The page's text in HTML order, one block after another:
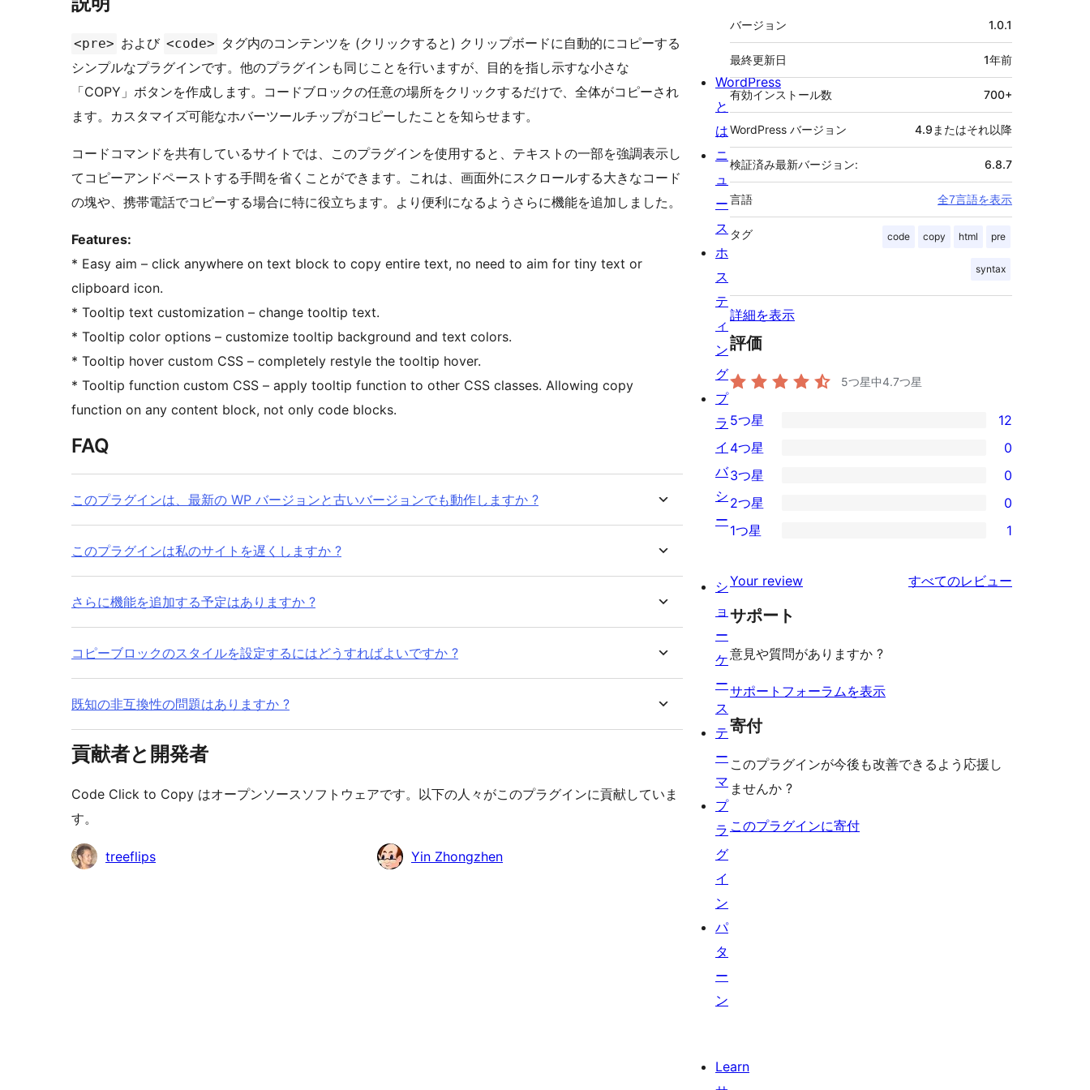
<pre> および <code> タグ内のコンテンツを (クリックすると) クリップボードに自動的にコピーする
シンプルなプラグインです。他のプラグインも同じことを行いますが、目的を指し示すな小さな
「COPY」ボタンを作成します。コードブロックの任意の場所をクリックするだけで、全体がコピーされ
ます。カスタマイズ可能なホバーツールチップがコピーしたことを知らせます。
コードコマンドを共有しているサイトでは、このプラグインを使用すると、テキストの一部を強調表示し
てコピーアンドペーストする手間を省くことができます。これは、画面外にスクロールする大きなコード
の塊や、携帯電話でコピーする場合に特に役立ちます。より便利になるようさらに機能を追加しました。
Features:
* Easy aim – click anywhere on text block to copy entire text, no need to aim for tiny text or
clipboard icon.
* Tooltip text customization – change tooltip text.
* Tooltip color options – customize tooltip background and text colors.
* Tooltip hover custom CSS – completely restyle the tooltip hover.
* Tooltip function custom CSS – apply tooltip function to other CSS classes. Allowing copy
function on any content block, not only code blocks.
FAQ
このプラグインは、最新の WP バージョンと古いバージョンでも動作しますか ?
このプラグインは私のサイトを遅くしますか ?
さらに機能を追加する予定はありますか ?
コピーブロックのスタイルを設定するにはどうすればよいですか ?
既知の非互換性の問題はありますか ?
貢献者と開発者
Code Click to Copy はオープンソースソフトウェアです。以下の人々がこのプラグインに貢献していま
す。
貢
treeflips Yin Zhongzhen
メ
タ
バージョン 1.0.1
最終更新日 1年前
有効インストール数 700+
WordPress バージョン 4.9またはそれ以降
検証済み最新バージョン: 6.8.7
言語 全7言語を表示
タグ code copy html pre
syntax
詳細を表示
評価
5つ星中4.7つ星
12
5-
星
レ
ビ
ー
5つ星 12
4-
星
レ
ュ
ー
4つ星 0
0
3-
星
ビ
ュ
3つ星 0
2-
レ
ビ
ー
2つ星 0
星
レ
ュ
ー
1つ星 1
Your review すべてのレビュー
サポート
意見や質問がありますか ?
サポートフォーラムを表示
寄付
このプラグインが今後も改善できるよう応援し
ませんか ?
このプラグインに寄付
WordPress
と
は
ニ
ュ
ー
ス
ホ
ス
テ
ィ
ン
グ
プ
ラ
イ
バ
シ
ー
シ
ョ
ー
ケ
ー
ス
テ
ー
マ
プ
ラ
グ
イ
ン
パ
タ
ー
ン
Learn